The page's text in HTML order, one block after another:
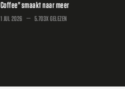
Coffee" smaakt naar meer
1 JUL 2026 5.703X GELEZEN